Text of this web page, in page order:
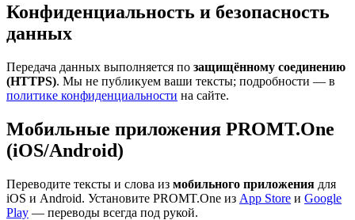
Конфиденциальность и безопасность
данных
Передача данных выполняется по защищённому соединению
(HTTPS). Мы не публикуем ваши тексты; подробности — в
политике конфиденциальности на сайте.
Мобильные приложения PROMT.One
(iOS/Android)
Переводите тексты и слова из мобильного приложения для
iOS и Android. Установите PROMT.One из App Store и Google
Play — переводы всегда под рукой.